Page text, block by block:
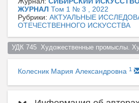
ЖУРНАЛ Том 1 № 3 , 2022
Рубрики: АКТУАЛЬНЫЕ
ОТЕЧЕСТВЕННОГО ИСКУССТВА
Колесник Мария Александровна 1